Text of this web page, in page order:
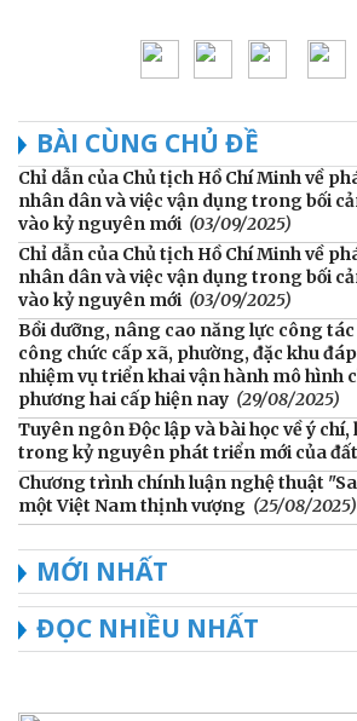
BÀI CÙNG CHỦ ĐỀ
Chỉ dẫn của Chủ tịch Hồ Chí Minh về
nhân dân và việc vận dụng trong bối
vào kỷ nguyên mới (03/09/2025)
Chỉ dẫn của Chủ tịch Hồ Chí Minh về
nhân dân và việc vận dụng trong bối
vào kỷ nguyên mới (03/09/2025)
Bồi dưỡng, nâng cao năng lực công
công chức cấp xã, phường, đặc khu
nhiệm vụ triển khai vận hành mô hình
phương hai cấp hiện nay (29/08/2025)
Tuyên ngôn Độc lập và bài học về ý
trong kỷ nguyên phát triển mới của
Chương trình chính luận nghệ thuật
một Việt Nam thịnh vượng (25/08/2025)
MỚI NHẤT
ĐỌC NHIỀU NHẤT